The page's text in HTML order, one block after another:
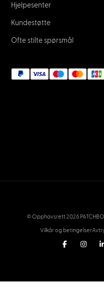
Hjelpesenter
Kundestøtte
Ofte stilte spørsmål
© Opphavsrett 2026
Vilkår og betingelser